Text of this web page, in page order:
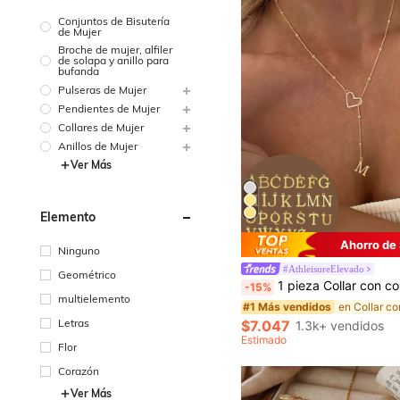
Conjuntos de Bisutería
de Mujer
Broche de mujer, alfiler
de solapa y anillo para
bufanda
Pulseras de Mujer
Pendientes de Mujer
Collares de Mujer
Anillos de Mujer
Ver Más
Elemento
Ninguno
Geométrico
multielemento
Letras
Flor
Corazón
Ver Más
Ahorro de
#AthleisureElevado
-15% 1 pieza Collar con colgante de 26 letras de acero inoxidable, collar de gargantilla con inicial para mujer,
#1 Más vendidos
$7.047 1.3k+ vendidos
Estimado